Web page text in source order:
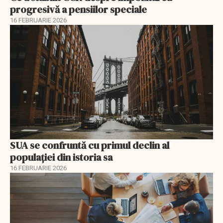
progresivă a pensiilor speciale
16 FEBRUARIE 2026
SUA se confruntă cu primul declin al
populației din istoria sa
16 FEBRUARIE 2026